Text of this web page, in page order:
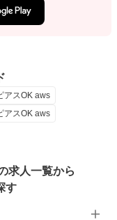
アスOK aws
アスOK aws
求人一覧から
す